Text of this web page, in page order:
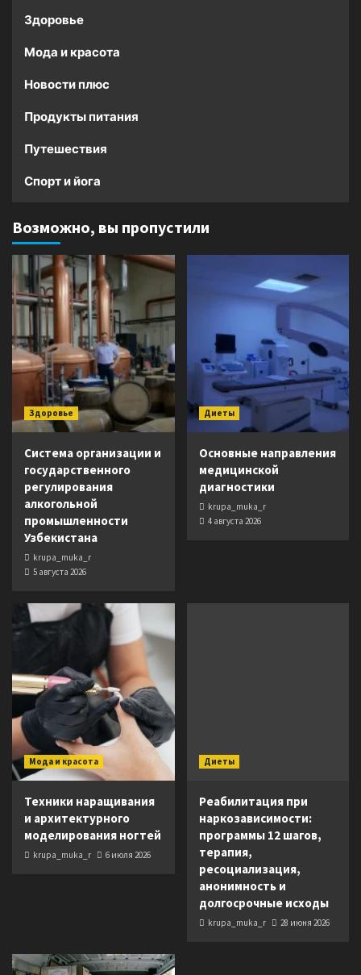
Здоровье
Мода и красота
Новости плюс
Продукты питания
Путешествия
Спорт и йога
Возможно, вы пропустили
Здоровье
Система организации и
государственного
регулирования
алкогольной
промышленности
Узбекистана
krupa_muka_r
5 августа 2026
Диеты
Основные направления
медицинской
диагностики
krupa_muka_r
4 августа 2026
Мода и красота
Техники наращивания
и архитектурного
моделирования ногтей
krupa_muka_r 6 июля 2026
Диеты
Реабилитация при
наркозависимости:
программы 12 шагов,
терапия,
ресоциализация,
анонимность и
долгосрочные исходы
krupa_muka_r 28 июня 2026